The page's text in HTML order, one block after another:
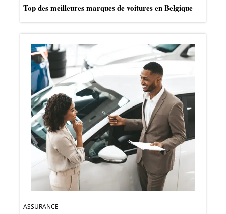
Top des meilleures marques de voitures en Belgique
ASSURANCE